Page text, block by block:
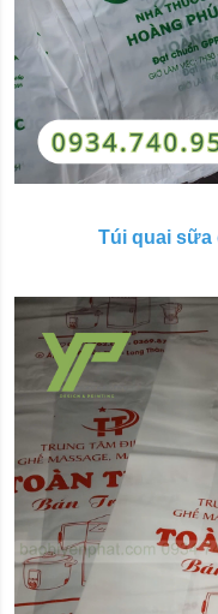
Túi quai sữa